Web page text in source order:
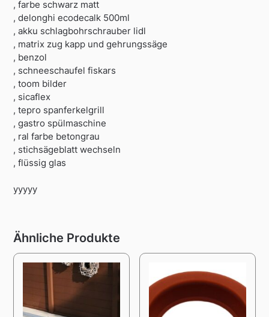
, farbe schwarz matt
, delonghi ecodecalk 500ml
, akku schlagbohrschrauber lidl
, matrix zug kapp und gehrungssäge
, benzol
, schneeschaufel fiskars
, toom bilder
, sicaflex
, tepro spanferkelgrill
, gastro spülmaschine
, ral farbe betongrau
, stichsägeblatt wechseln
, flüssig glas
yyyyy
Ähnliche Produkte